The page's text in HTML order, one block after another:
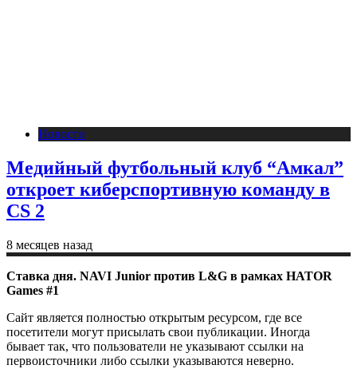
Новости
Медийный футбольный клуб “Амкал”
откроет киберспортивную команду в
CS 2
8 месяцев назад
Ставка дня. NAVI Junior против L&G в рамках HATOR
Games #1
Сайт является полностью открытым ресурсом, где все
посетители могут присылать свои публикации. Иногда
бывает так, что пользователи не указывают ссылки на
первоисточники либо ссылки указываются неверно.